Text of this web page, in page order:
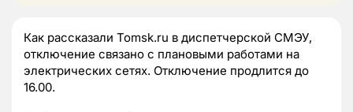
Как рассказали Tomsk.ru в диспетчерской СМЭУ,
отключение связано с плановыми работами на
электрических сетях. Отключение продлится до
16.00.